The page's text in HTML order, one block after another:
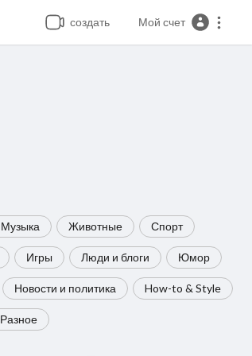
создать Мой счет
Музыка Животные Спорт
Игры Люди и блоги Юмор
Новости и политика How-to & Style
Разное